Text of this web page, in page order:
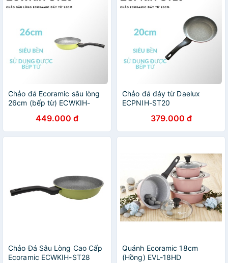
Chảo đá Ecoramic sâu lòng
26cm (bếp từ) ECWKIH-
449.000 đ
Chảo đá đáy từ Daelux
ECPNIH-ST20
379.000 đ
Chảo Đá Sâu Lòng Cao Cấp
Ecoramic ECWKIH-ST28
Quánh Ecoramic 18cm
(Hồng) EVL-18HD